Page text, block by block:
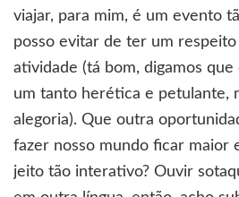
viajar, para mim, é um evento
posso evitar de ter um
atividade (tá bom, digamos
um tanto herética e petulante,
alegoria). Que outra
fazer nosso mundo ficar maior
jeito tão interativo? Ouvir